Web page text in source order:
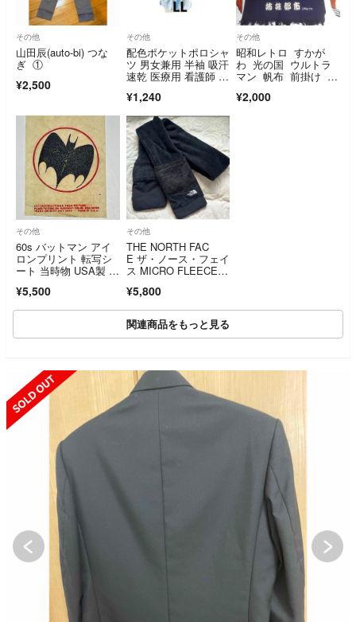
その他
山田辰(auto-bi) つな
ぎ ①
¥2,500
その他
配色ポケットポロシャ
ツ 男女兼用 半袖 吸汗
速乾 医療用 看護師 介
¥1,240
その他
昭和レトロ すかが
わ 光の国 ウルトラ
マン 帆布 前掛け 腰
¥2,000
その他
60s バットマン アイ
ロンプリント 転写シ
ート 当時物 USA製 山
¥5,500
その他
THE NORTH FAC
E ザ・ノース・フェイ
ス MICRO FLEECE M
リースマフラー フリ
ー ブ
¥5,800
関連商品をもっと見る
SOLD OUT